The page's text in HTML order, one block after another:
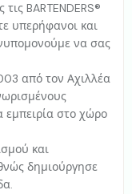
BARTENDERS®
υπερήφανοι και
να σας
από τον Αχιλλέα
εμπειρία στο χώρο
και
δημιούργησε